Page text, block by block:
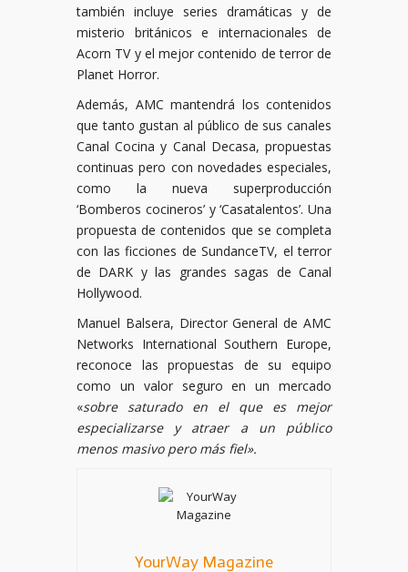
también incluye series dramáticas y de
misterio británicos e internacionales de
Acorn TV y el mejor contenido de terror de
Planet Horror.
Además, AMC mantendrá los contenidos
que tanto gustan al público de sus canales
Canal Cocina y Canal Decasa, propuestas
continuas pero con novedades especiales,
como la nueva superproducción
‘Bomberos cocineros’ y ‘Casatalentos’. Una
propuesta de contenidos que se completa
con las ficciones de SundanceTV, el terror
de DARK y las grandes sagas de Canal
Hollywood.
Manuel Balsera, Director General de AMC
Networks International Southern Europe,
reconoce las propuestas de su equipo
como un valor seguro en un mercado
«sobre saturado en el que es mejor
especializarse y atraer a un público
menos masivo pero más fiel».
YourWay Magazine